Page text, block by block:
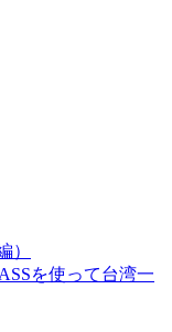
）
を使って台湾一